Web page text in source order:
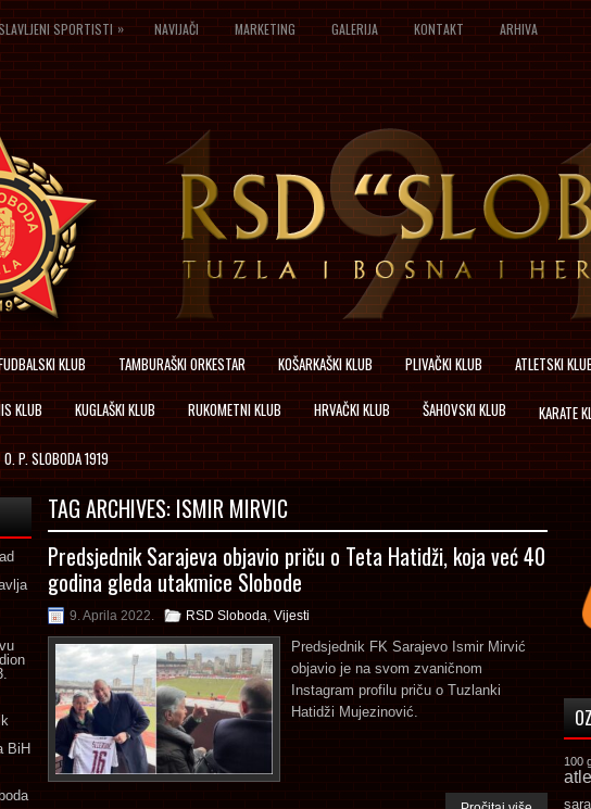
SPORTISTI » NAVIJAČI MARKETING GALERIJA KONTAKT ARHIVA
KLUB TAMBURAŠKI ORKESTAR KOŠARKAŠKI KLUB PLIVAČKI KLUB ATLETSKI
KLUB KUGLAŠKI KLUB RUKOMETNI KLUB HRVAČKI KLUB ŠAHOVSKI KLUB KARATE
O. P. SLOBODA 1919
TAG ARCHIVES: ISMIR MIRVIC
Predsjednik Sarajeva objavio priču o Teta Hatidži, koja već 40
godina gleda utakmice Slobode
9. Aprila 2022. RSD Sloboda, Vijesti
Predsjednik FK Sarajevo Ismir Mirvić
objavio je na svom zvaničnom
Instagram profilu priču o Tuzlanki
Hatidži Mujezinović.
BiH
100